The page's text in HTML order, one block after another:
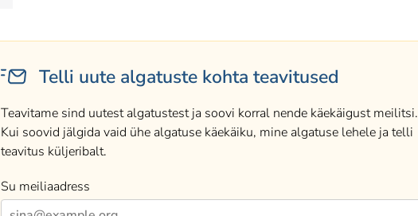
Telli uute algatuste kohta teavitused
Teavitame sind uutest algatustest ja soovi korral nende käekäigust meilitsi.
Kui soovid jälgida vaid ühe algatuse käekäiku, mine algatuse lehele ja telli
teavitus küljeribalt.
Su meiliaadress